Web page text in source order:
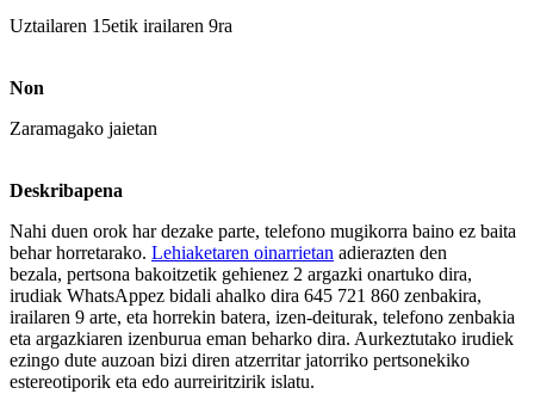
Uztailaren 15etik irailaren 9ra
Non
Zaramagako jaietan
Deskribapena
Nahi duen orok har dezake parte, telefono mugikorra baino ez baita
behar horretarako. Lehiaketaren oinarrietan adierazten den
bezala, pertsona bakoitzetik gehienez 2 argazki onartuko dira,
irudiak WhatsAppez bidali ahalko dira 645 721 860 zenbakira,
irailaren 9 arte, eta horrekin batera, izen-deiturak, telefono zenbakia
eta argazkiaren izenburua eman beharko dira. Aurkeztutako irudiek
ezingo dute auzoan bizi diren atzerritar jatorriko pertsonekiko
estereotiporik eta edo aurreiritzirik islatu.